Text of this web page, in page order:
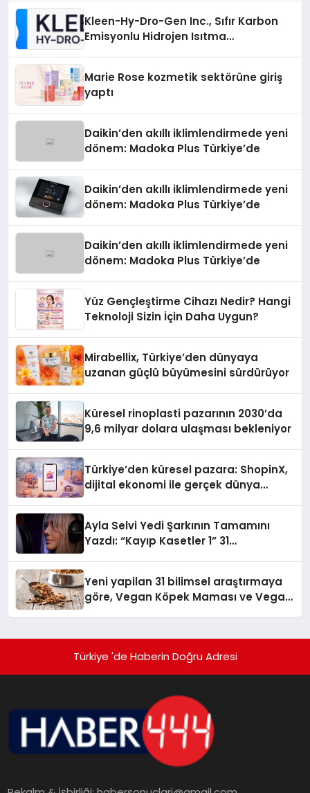
Kleen-Hy-Dro-Gen Inc., Sıfır Karbon
Emisyonlu Hidrojen Isıtma
Marie Rose kozmetik sektörüne giriş
yaptı
Daikin’den akıllı iklimlendirmede yeni
dönem: Madoka Plus Türkiye’de
Daikin’den akıllı iklimlendirmede yeni
dönem: Madoka Plus Türkiye’de
Daikin’den akıllı iklimlendirmede yeni
dönem: Madoka Plus Türkiye’de
Yüz Gençleştirme Cihazı Nedir? Hangi
Teknoloji Sizin İçin Daha Uygun?
Mirabellix, Türkiye’den dünyaya
uzanan güçlü büyümesini sürdürüyor
Küresel rinoplasti pazarının 2030’da
9,6 milyar dolara ulaşması bekleniyor
Türkiye’den küresel pazara: ShopinX,
dijital ekonomi ile gerçek dünya
Ayla Selvi Yedi Şarkının Tamamını
Yazdı: “Kayıp Kasetler 1” 31
Yeni yapilan 31 bilimsel araştırmaya
göre, Vegan Köpek Maması ve Vegan
Türkiye 'de Haberin Doğru Adresi